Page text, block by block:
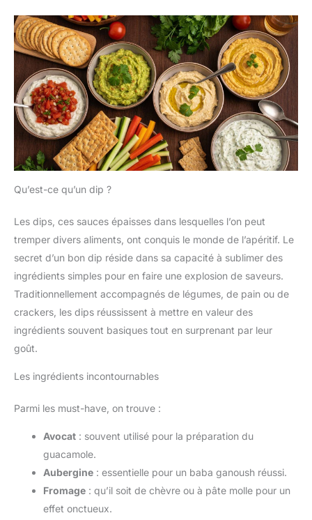
Qu’est-ce qu’un dip ?
Les dips, ces sauces épaisses dans lesquelles l’on peut
tremper divers aliments, ont conquis le monde de l’apéritif. Le
secret d’un bon dip réside dans sa capacité à sublimer des
ingrédients simples pour en faire une explosion de saveurs.
Traditionnellement accompagnés de légumes, de pain ou de
crackers, les dips réussissent à mettre en valeur des
ingrédients souvent basiques tout en surprenant par leur
goût.
Les ingrédients incontournables
Parmi les must-have, on trouve :
Avocat : souvent utilisé pour la préparation du
guacamole.
Aubergine : essentielle pour un baba ganoush réussi.
Fromage : qu’il soit de chèvre ou à pâte molle pour un
effet onctueux.